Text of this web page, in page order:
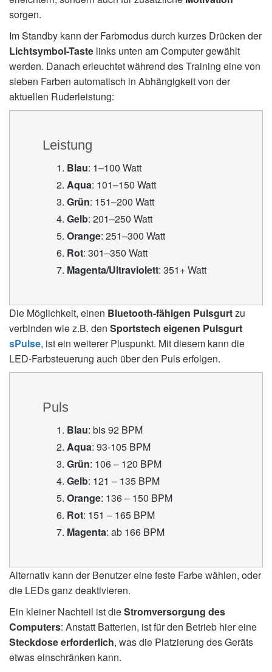
sorgen.
Im Standby kann der Farbmodus durch kurzes Drücken der
Lichtsymbol-Taste links unten am Computer gewählt
werden. Danach erleuchtet während des Training eine von
sieben Farben automatisch in Abhängigkeit von der
aktuellen Ruderleistung:
Leistung
Blau: 1–100 Watt
Aqua: 101–150 Watt
Grün: 151–200 Watt
Gelb: 201–250 Watt
Orange: 251–300 Watt
Rot: 301–350 Watt
Magenta/Ultraviolett: 351+ Watt
Die Möglichkeit, einen Bluetooth-fähigen Pulsgurtzu
verbinden wie z.B. den Sportstech eigenen Pulsgurt
sPulse, ist ein weiterer Pluspunkt. Mit diesem kann die
LED-Farbsteuerung auch über den Puls erfolgen.
Puls
Blau: bis 92 BPM
Aqua: 93-105 BPM
Grün: 106 – 120 BPM
Gelb: 121 – 135 BPM
Orange: 136 – 150 BPM
Rot: 151 – 165 BPM
Magenta: ab 166 BPM
Alternativ kann der Benutzer eine feste Farbe wählen, oder
die LEDs ganz deaktivieren.
Ein kleiner Nachteil ist dieStromversorgung des
Computers: Anstatt Batterien, ist für den Betrieb hier eine
Steckdoseerforderlich, was die Platzierung des Geräts
etwas einschränken kann.